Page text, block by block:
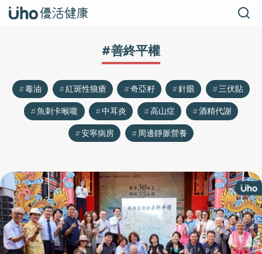
#善終平權
毒油 紅斑性狼瘡 奇亞籽 針眼
三伏貼
魚刺卡喉嚨
中耳炎 高山症
酒精代謝
安寧病房
周邊靜脈營養